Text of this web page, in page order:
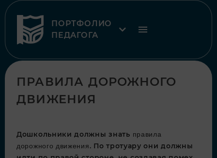
ПОРТФОЛИО
ПЕДАГОГА
ПРАВИЛА ДОРОЖНОГО
ДВИЖЕНИЯ
Дошкольники должны знать правила
дорожного движения. По тротуару они должны